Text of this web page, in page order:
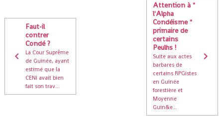
Faut-il
contrer
Condé ?
La Cour Suprême
de Guinée, ayant
estimé que la
CENI avait bien
fait son trav...
Attention à "
l'Alpha
Condéisme "
primaire de
certains
Peulhs !
Suite aux actes
barbares de
certains RPGistes
en Guinée
forestière et
Moyenne
Guin&e...